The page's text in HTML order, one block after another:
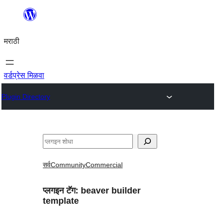
सामुग्रीवर
मराठी
वर्डप्रेस मिळवा
Plugin Directory
शोधा
सर्वCommunityCommercial
प्लगइन टॅग: beaver builder
template